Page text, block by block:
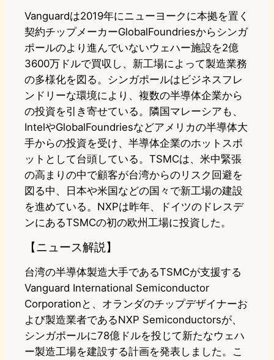
Vanguardは2019年にニューヨークに本拠を置く
契約チップメーカーGlobalFoundriesからシンガ
ポールのより進んでいないウェハー施設を2億
3600万ドルで買収し、新工場によって製造業務
の多様化を図る。シンガポールはビジネスフレ
ンドリーな環境により、複数の半導体企業から
の投資を引き寄せている。隣国マレーシアも、
IntelやGlobalFoundriesなどアメリカの半導体大
手からの投資を受け、半導体企業のホットスポ
ットとして台頭している。TSMCは、米中緊張
の高まりの中で顧客が台湾からのリスク回避を
図る中、日本や米国などの国々で新工場の建設
を進めている。NXPは昨年、ドイツのドレスデ
ンにあるTSMCの初の欧州工場に投資した。
【ニュース解説】
台湾の半導体製造大手であるTSMCが支援する
Vanguard International Semiconductor
Corporationと、オランダのチップデザイナーお
よび製造業者であるNXP Semiconductorsが、
シンガポールに78億ドルを投じて新たなウェハ
ー製造工場を建設する計画を発表しました。こ